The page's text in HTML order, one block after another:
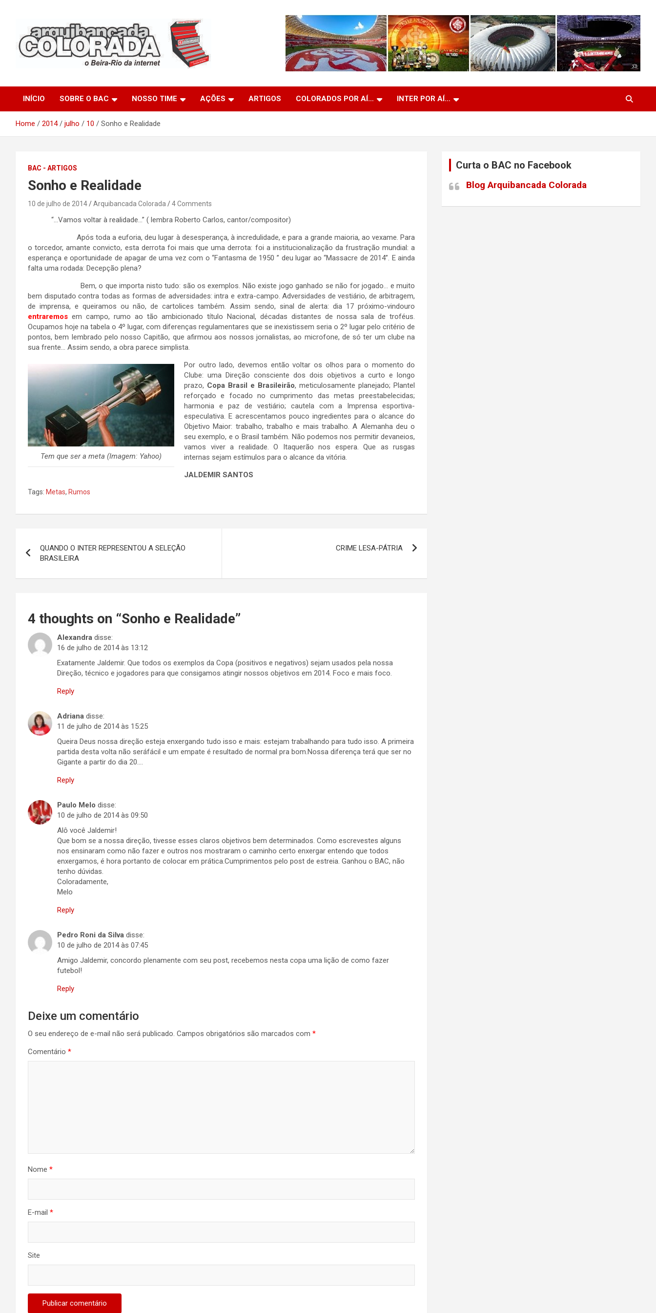
Arquibancada Colorada
INÍCIO SOBRE O BAC NOSSO TIME AÇÕES ARTIGOS COLORADOS POR AÍ… INTER POR AÍ…
Home 2014 julho 10 Sonho e Realidade
BAC - ARTIGOS
Sonho e Realidade
10 de julho de 2014 Arquibancada Colorada 4 Comments
“…Vamos voltar à realidade…” ( lembra Roberto Carlos, cantor/compositor)
Após toda a euforia, deu lugar à desesperança, à incredulidade, e para a grande maioria, ao vexame. Para
o torcedor, amante convicto, esta derrota foi mais que uma derrota: foi a institucionalização da frustração mundial: a
esperança e oportunidade de apagar de uma vez com o “Fantasma de 1950 ” deu lugar ao “Massacre de 2014”. E ainda
falta uma rodada: Decepção plena?
Bem, o que importa nisto tudo: são os exemplos. Não existe jogo ganhado se não for jogado… e muito
bem disputado contra todas as formas de adversidades: intra e extra-campo. Adversidades de vestiário, de arbitragem,
de imprensa, e queiramos ou não, de cartolices também. Assim sendo, sinal de alerta: dia 17 próximo-vindouro
entraremos em campo, rumo ao tão ambicionado título Nacional, décadas distantes de nossa sala de troféus.
Ocupamos hoje na tabela o 4º lugar, com diferenças regulamentares que se inexistissem seria o 2º lugar pelo critério de
pontos, bem lembrado pelo nosso Capitão, que afirmou aos nossos jornalistas, ao microfone, de só ter um clube na
sua frente… Assim sendo, a obra parece simplista.
Tem que ser a meta (Imagem: Yahoo)
Por outro lado, devemos então voltar os olhos para o momento do
Clube: uma Direção consciente dos dois objetivos a curto e longo
prazo, Copa Brasil e Brasileirão, meticulosamente planejado; Plantel
reforçado e focado no cumprimento das metas preestabelecidas;
harmonia e paz de vestiário; cautela com a Imprensa esportiva-
especulativa. E acrescentamos pouco ingredientes para o alcance do
Objetivo Maior: trabalho, trabalho e mais trabalho. A Alemanha deu o
seu exemplo, e o Brasil também. Não podemos nos permitir devaneios,
vamos viver a realidade. O Itaquerão nos espera. Que as rusgas
internas sejam estímulos para o alcance da vitória.
JALDEMIR SANTOS
Tags: Metas, Rumos
de
Post
QUANDO O INTER REPRESENTOU A SELEÇÃO
BRASILEIRA
CRIME LESA-PÁTRIA
4 thoughts on “Sonho e Realidade”
Alexandra disse:
16 de julho de 2014 às 13:12
Exatamente Jaldemir. Que todos os exemplos da Copa (positivos e negativos) sejam usados pela nossa
Direção, técnico e jogadores para que consigamos atingir nossos objetivos em 2014. Foco e mais foco.
Reply
Adriana disse:
11 de julho de 2014 às 15:25
Queira Deus nossa direção esteja enxergando tudo isso e mais: estejam trabalhando para tudo isso. A primeira
partida desta volta não seráfácil e um empate é resultado de normal pra bom.Nossa diferença terá que ser no
Gigante a partir do dia 20….
Reply
Paulo Melo disse:
10 de julho de 2014 às 09:50
Alô você Jaldemir!
Que bom se a nossa direção, tivesse esses claros objetivos bem determinados. Como escrevestes alguns
nos ensinaram como não fazer e outros nos mostraram o caminho certo enxergar entendo que todos
enxergamos, é hora portanto de colocar em prática.Cumprimentos pelo post de estreia. Ganhou o BAC, não
tenho dúvidas.
Coloradamente,
Melo
Reply
Pedro Roni da Silva disse:
10 de julho de 2014 às 07:45
Amigo Jaldemir, concordo plenamente com seu post, recebemos nesta copa uma lição de como fazer
futebol!
Reply
Deixe um comentário
O seu endereço de e-mail não será publicado. Campos obrigatórios são marcados com *
Comentário *
Nome *
E-mail *
Site
Curta o BAC no Facebook
Blog Arquibancada Colorada